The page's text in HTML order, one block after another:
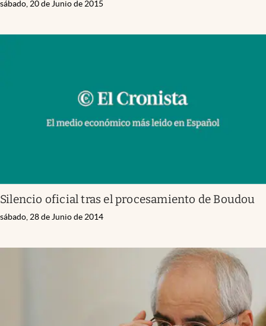
sábado, 20 de Junio de 2015
Silencio oficial tras el procesamiento de Boudou
sábado, 28 de Junio de 2014